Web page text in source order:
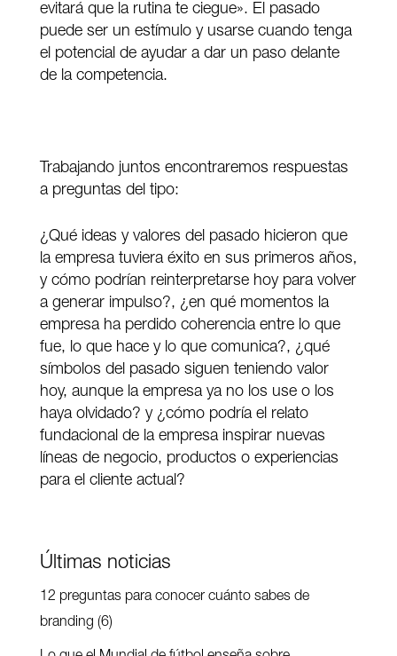
evitará que la rutina te ciegue». El pasado
puede ser un estímulo y usarse cuando tenga
el potencial de ayudar a dar un paso delante
de la competencia.
Trabajando juntos encontraremos respuestas
a preguntas del tipo:
¿Qué ideas y valores del pasado hicieron que
la empresa tuviera éxito en sus primeros años,
y cómo podrían reinterpretarse hoy para volver
a generar impulso?, ¿en qué momentos la
empresa ha perdido coherencia entre lo que
fue, lo que hace y lo que comunica?, ¿qué
símbolos del pasado siguen teniendo valor
hoy, aunque la empresa ya no los use o los
haya olvidado? y ¿cómo podría el relato
fundacional de la empresa inspirar nuevas
líneas de negocio, productos o experiencias
para el cliente actual?
Últimas noticias
12 preguntas para conocer cuánto sabes de
branding (6)